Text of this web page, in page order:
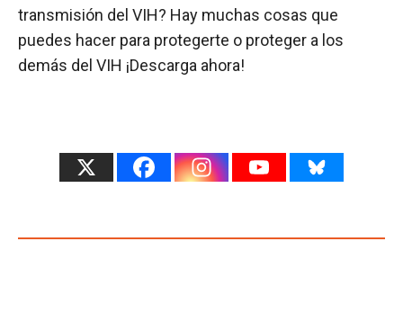
transmisión del VIH? Hay muchas cosas que
puedes hacer para protegerte o proteger a los
demás del VIH ¡Descarga ahora!